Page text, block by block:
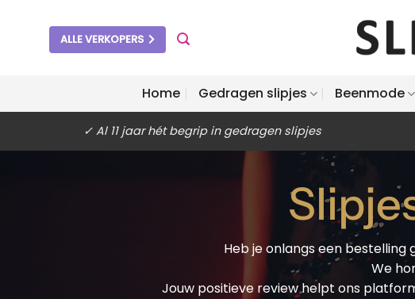
ALLE VERKOPERS
Home Gedragen slipjes Beenmode
✓ Al 11 jaar hét begrip in gedragen slipjes
Heb je onlangs een
We
Jouw positieve review helpt ons